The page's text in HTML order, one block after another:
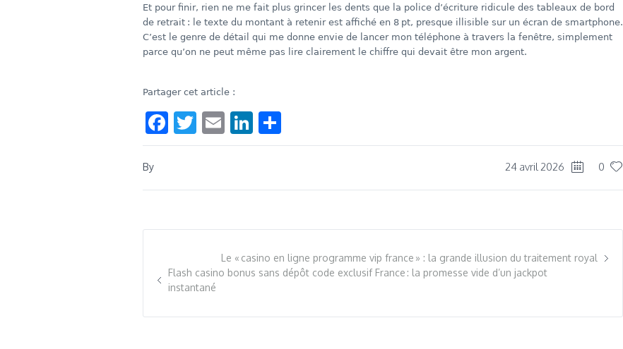
Et pour finir, rien ne me fait plus grincer les dents que la police d’écriture ridicule des tableaux de bord
de retrait : le texte du montant à retenir est affiché en 8 pt, presque illisible sur un écran de smartphone.
C’est le genre de détail qui me donne envie de lancer mon téléphone à travers la fenêtre, simplement
parce qu’on ne peut même pas lire clairement le chiffre qui devait être mon argent.
Partager cet article :
Facebook
Twitter
EmailLinkedIn
24 avril 2026 0
By
Le « casino en ligne programme vip france » : la grande illusion du traitement royal
Flash casino bonus sans dépôt code exclusif France : la promesse vide d’un jackpot
instantané